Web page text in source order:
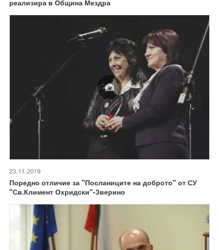
реализира в Община Мездра
23.11.2019
Поредно отличие за "Посланиците на доброто" от СУ
"Св.Климент Охридски"-Зверино